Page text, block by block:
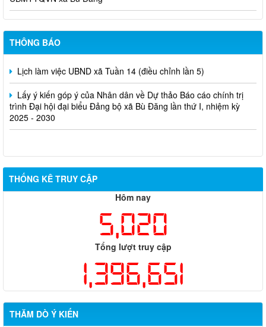
THÔNG BÁO
Lịch làm việc UBND xã Tuần 14 (điều chỉnh lần 5)
Lấy ý kiến góp ý của Nhân dân về Dự thảo Báo cáo chính trị
trình Đại hội đại biểu Đảng bộ xã Bù Đăng lần thứ I, nhiệm kỳ
2025 - 2030
THỐNG KÊ TRUY CẬP
Hôm nay
5,020
Tổng lượt truy cập
1,396,651
THĂM DÒ Ý KIẾN